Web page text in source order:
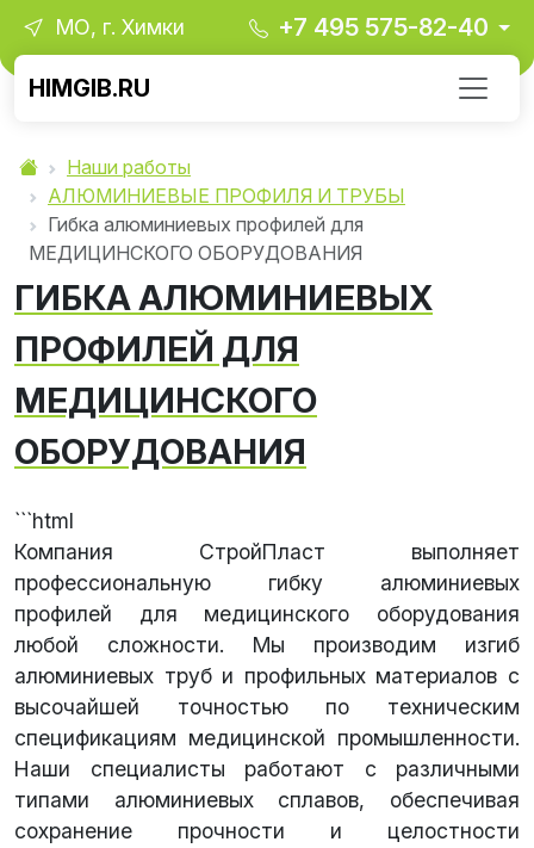
МО, г. Химки +7 495 575-82-40
HIMGIB.RU
Наши работы
АЛЮМИНИЕВЫЕ ПРОФИЛЯ И ТРУБЫ
Гибка алюминиевых профилей для
МЕДИЦИНСКОГО ОБОРУДОВАНИЯ
ГИБКА АЛЮМИНИЕВЫХ
ПРОФИЛЕЙ ДЛЯ
МЕДИЦИНСКОГО
ОБОРУДОВАНИЯ
```html
Компания СтройПласт выполняет
профессиональную гибку алюминиевых
профилей для медицинского оборудования
любой сложности. Мы производим изгиб
алюминиевых труб и профильных материалов с
высочайшей точностью по техническим
спецификациям медицинской промышленности.
Наши специалисты работают с различными
типами алюминиевых сплавов, обеспечивая
сохранение прочности и целостности